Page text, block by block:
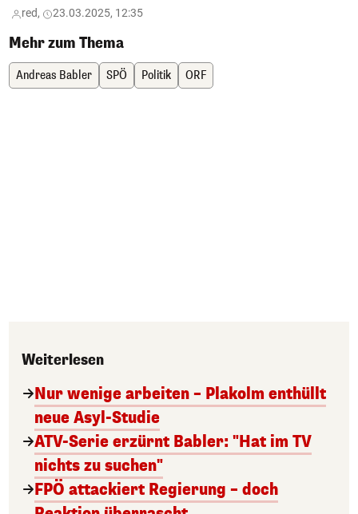
red, 23.03.2025, 12:35
Mehr zum Thema
Andreas Babler SPÖ Politik ORF
Weiterlesen
Nur wenige arbeiten – Plakolm enthüllt
neue Asyl-Studie
ATV-Serie erzürnt Babler: "Hat im TV
nichts zu suchen"
FPÖ attackiert Regierung – doch